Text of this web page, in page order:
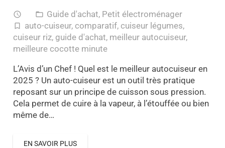
access_time folder_open Guide d'achat, Petit électroménager
turned_in_not auto-cuiseur, comparatif, cuiseur légumes,
cuiseur riz, guide d'achat, meilleur autocuiseur,
meilleure cocotte minute
L’Avis d’un Chef ! Quel est le meilleur autocuiseur en
2025 ? Un auto-cuiseur est un outil très pratique
reposant sur un principe de cuisson sous pression.
Cela permet de cuire à la vapeur, à l’étouffée ou bien
même de…
EN SAVOIR PLUS